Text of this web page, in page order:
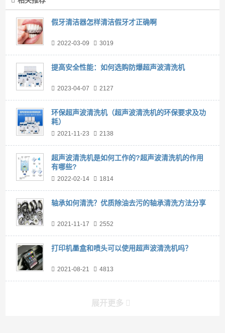
假牙清洁器怎样清洁假牙才正确啊
2022-03-09 3019
提高安全性能：如何选购防爆超声波清洗机
2023-04-07 2127
环保超声波清洗机（超声波清洗机的环保要求及功
耗）
2021-11-23 2138
超声波清洗机是如何工作的?超声波清洗机的作用
有哪些?
2022-02-14 1814
轴承如何清洗？优质除油去污的轴承清洗方法分享
2021-11-17 2552
打印机墨盒和喷头可以使用超声波清洗机吗？
2021-08-21 4813
展开更多